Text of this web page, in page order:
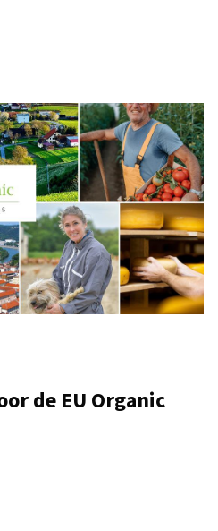
de EU Organic